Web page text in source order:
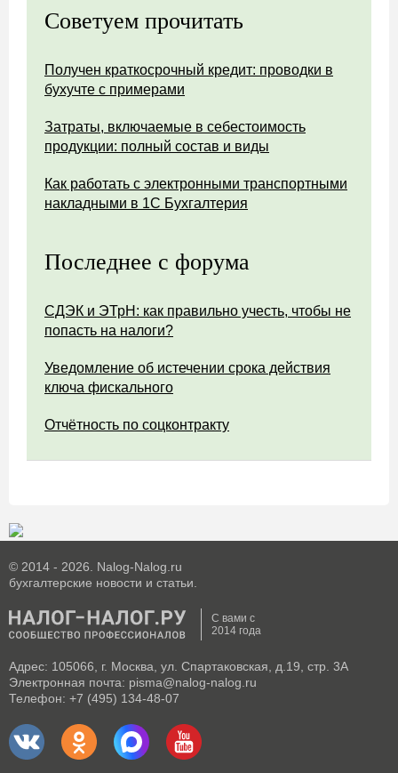
Советуем прочитать
Получен краткосрочный кредит: проводки в
бухучте с примерами
Затраты, включаемые в себестоимость
продукции: полный состав и виды
Как работать с электронными транспортными
накладными в 1С Бухгалтерия
Последнее с форума
СДЭК и ЭТрН: как правильно учесть, чтобы не
попасть на налоги?
Уведомление об истечении срока действия
ключа фискального
Отчётность по соцконтракту
© 2014 - 2026. Nalog-Nalog.ru
бухгалтерские новости и статьи.
С вами с
2014 года
Адрес: 105066, г. Москва, ул. Спартаковская, д.19, стр. 3А
Электронная почта: pisma@nalog-nalog.ru
Телефон: +7 (495) 134-48-07